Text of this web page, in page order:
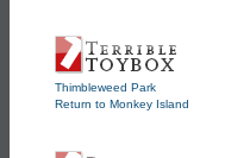
Thimbleweed Park
Return to Monkey Island